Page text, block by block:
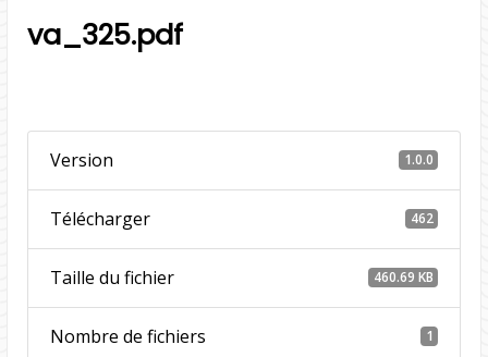
va_325.pdf
Version 1.0.0
Télécharger 462
Taille du fichier 460.69 KB
Nombre de fichiers 1